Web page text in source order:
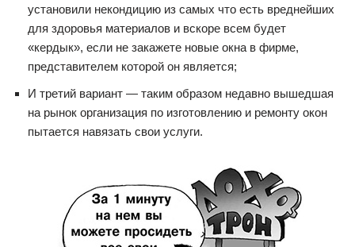
установили некондицию из самых что есть вреднейших
для здоровья материалов и вскоре всем будет
«кердык», если не закажете новые окна в фирме,
представителем которой он является;
И третий вариант — таким образом недавно вышедшая
на рынок организация по изготовлению и ремонту окон
пытается навязать свои услуги.